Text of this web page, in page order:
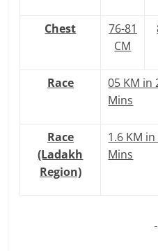
Chest
76-81
CM
Race
05 KM in
Mins
Race
(Ladakh
Region)
1.6 KM in
Mins